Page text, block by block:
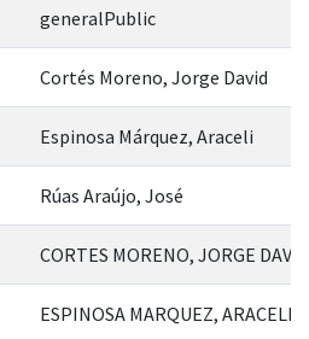
generalPublic
Cortés Moreno, Jorge David
Espinosa Márquez, Araceli
Rúas Araújo, José
CORTES MORENO, JORGE
ESPINOSA MARQUEZ, ARACELI;